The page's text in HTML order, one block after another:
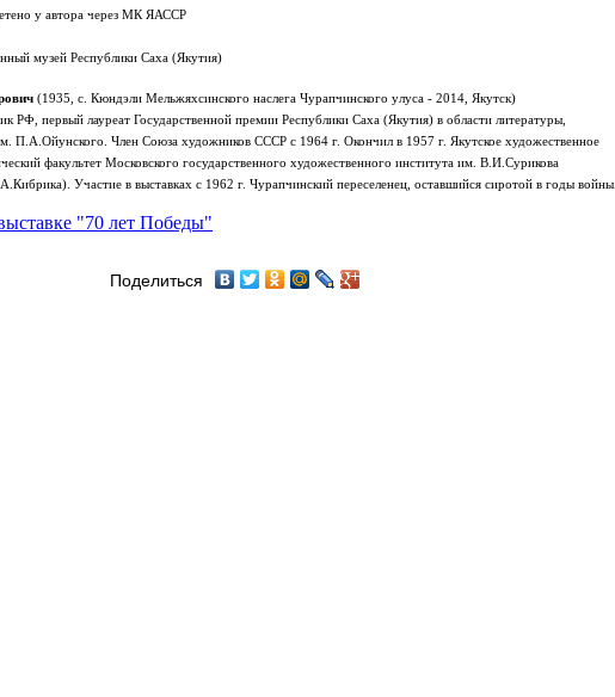
у автора через МК ЯАССР
музей Республики Саха (Якутия)
(1935, с. Кюндэли Мельжяхсинского наслега Чурапчинского улуса - 2014, Якутск)
РФ, первый лауреат Государственной премии Республики Саха (Якутия) в области литературы,
П.А.Ойунского. Член Союза художников СССР с 1964 г. Окончил в 1957 г. Якутское художественное
факультет Московского государственного художественного института им. В.И.Сурикова
Участие в выставках с 1962 г. Чурапчинский переселенец, оставшийся сиротой в годы войны.
"70 лет Победы"
Поделиться